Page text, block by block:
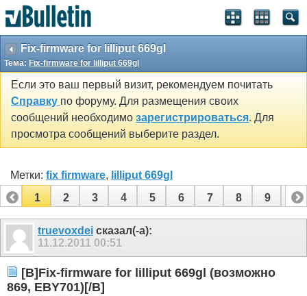
Fix-firmware for lilliput 669gl
Тема: Fix-firmware for lilliput 669gl
Если это ваш первый визит, рекомендуем почитать
Справку по форуму. Для размещения своих
сообщений необходимо зарегистрироваться. Для
просмотра сообщений выберите раздел.
Метки: fix firmware, lilliput 669gl
1
2 3 4 5 6 7 8 9 10
11 13 15
truevoxdei сказал(-а):
11.12.2011 00:51
[B]Fix-firmware for lilliput 669gl (возможно
869, EBY701)[/B]